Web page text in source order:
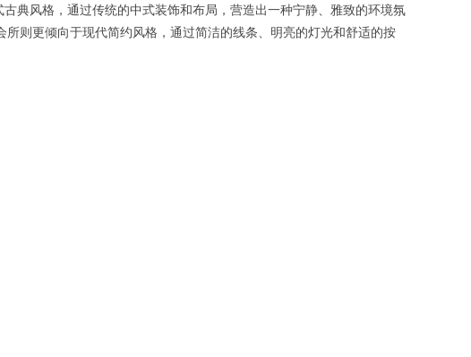
风格，通过传统的中式装饰和布局，营造出一种宁静、雅致的环境氛
则更倾向于现代简约风格，通过简洁的线条、明亮的灯光和舒适的按